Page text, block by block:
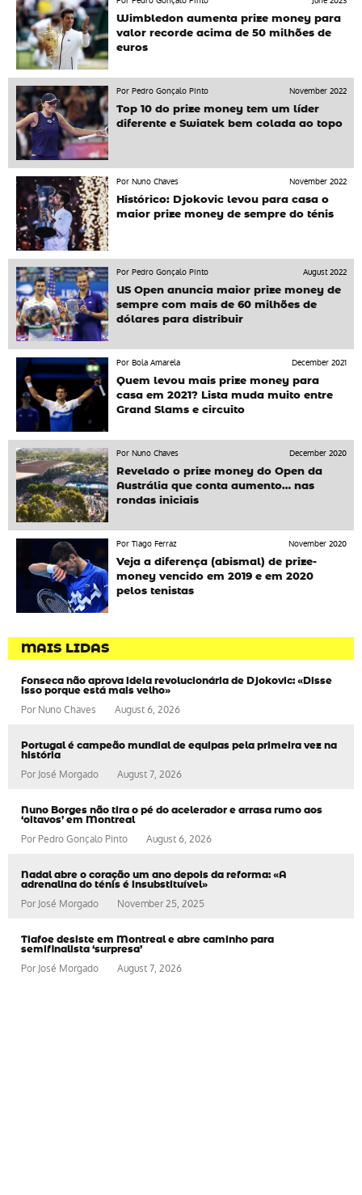
Wimbledon aumenta prize money para
valor recorde acima de 50 milhões de
euros
Por Pedro Gonçalo Pinto
November 2022
Top 10 do prize money tem um líder
diferente e Swiatek bem colada ao topo
Por Nuno Chaves
November 2022
Histórico: Djokovic levou para casa o
maior prize money de sempre do ténis
Por Pedro Gonçalo Pinto
August 2022
US Open anuncia maior prize money de
sempre com mais de 60 milhões de
dólares para distribuir
Por Bola Amarela
December 2021
Quem levou mais prize money para
casa em 2021? Lista muda muito entre
Grand Slams e circuito
Por Nuno Chaves
December 2020
Revelado o prize money do Open da
Austrália que conta aumento… nas
rondas iniciais
Por Tiago Ferraz
November 2020
Veja a diferença (abismal) de prize-
money vencido em 2019 e em 2020
pelos tenistas
MAIS LIDAS
Fonseca não aprova ideia revolucionária de Djokovic: «Disse
isso porque está mais velho»
PorNuno Chaves August 6, 2026
Portugal é campeão mundial de equipas pela primeira vez na
história
Por José Morgado August 7, 2026
Nuno Borges não tira o pé do acelerador e arrasa rumo aos
‘oitavos’ em Montreal
PorPedro Gonçalo Pinto August 6, 2026
Nadal abre o coração um ano depois da reforma: «A
adrenalina do ténis é insubstituível»
Por José Morgado November 25, 2025
Tiafoe desiste em Montreal e abre caminho para
semifinalista ‘surpresa’
PorJosé Morgado August 7, 2026